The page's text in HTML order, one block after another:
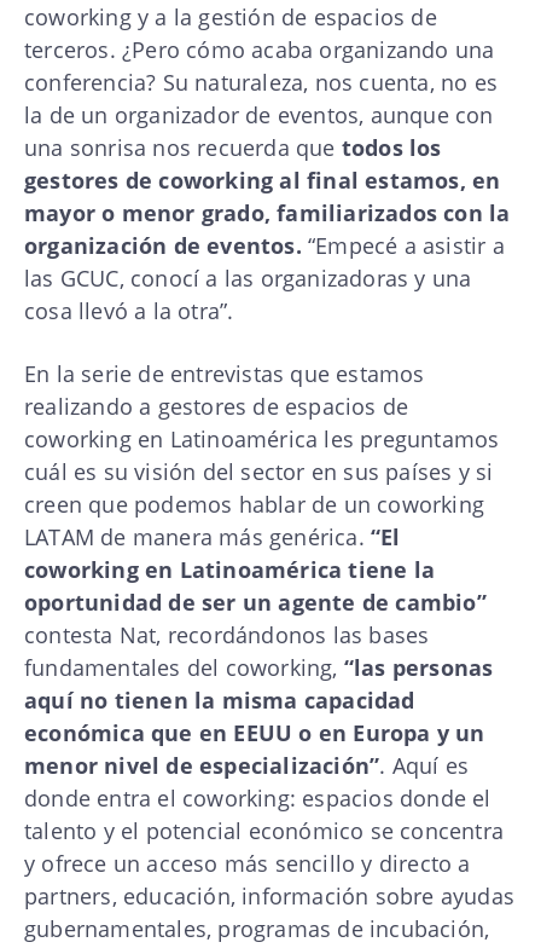
coworking y a la gestión de espacios de
terceros. ¿Pero cómo acaba organizando una
conferencia? Su naturaleza, nos cuenta, no es
la de un organizador de eventos, aunque con
una sonrisa nos recuerda que todos los
gestores de coworking al final estamos, en
mayor o menor grado, familiarizados con la
organización de eventos. “Empecé a asistir a
las GCUC, conocí a las organizadoras y una
cosa llevó a la otra”.
En la serie de entrevistas que estamos
realizando a gestores de espacios de
coworking en Latinoamérica les preguntamos
cuál es su visión del sector en sus países y si
creen que podemos hablar de un coworking
LATAM de manera más genérica. “El
coworking en Latinoamérica tiene la
oportunidad de ser un agente de cambio”
contesta Nat, recordándonos las bases
fundamentales del coworking, “las personas
aquí no tienen la misma capacidad
económica que en EEUU o en Europa y un
menor nivel de especialización”. Aquí es
donde entra el coworking: espacios donde el
talento y el potencial económico se concentra
y ofrece un acceso más sencillo y directo a
partners, educación, información sobre ayudas
gubernamentales, programas de incubación,